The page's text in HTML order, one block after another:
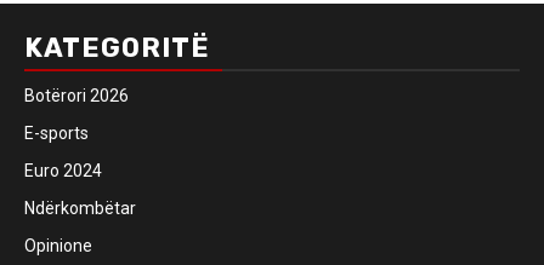
KATEGORITË
Botërori 2026
E-sports
Euro 2024
Ndërkombëtar
Opinione